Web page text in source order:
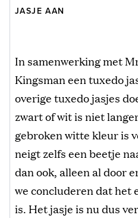
JASJE AAN
In samenwerking met
Kingsman een tuxedo
overige tuxedo jasjes
zwart of wit is niet
gebroken witte kleur is
neigt zelfs een beetje
dan ook, alleen al door
we concluderen dat het
is. Het jasje is nu dus